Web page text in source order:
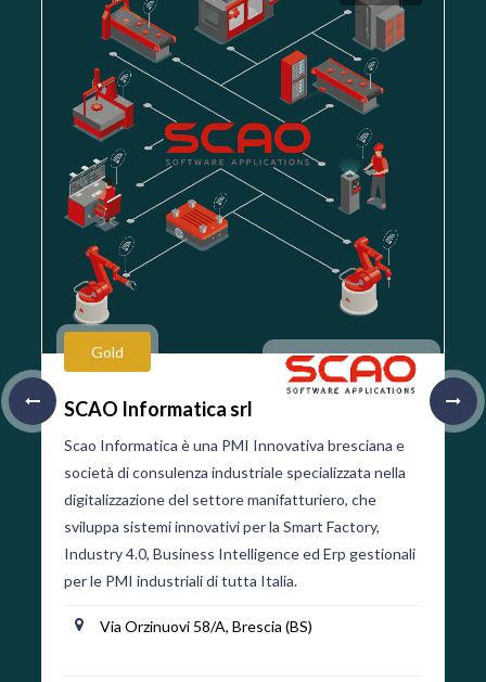
Gold
SCAO Informatica srl
Scao Informatica è una PMI Innovativa bresciana e
società di consulenza industriale specializzata nella
digitalizzazione del settore manifatturiero, che
sviluppa sistemi innovativi per la Smart Factory,
Industry 4.0, Business Intelligence ed Erp gestionali
per le PMI industriali di tutta Italia.
Via Orzinuovi 58/A, Brescia (BS)